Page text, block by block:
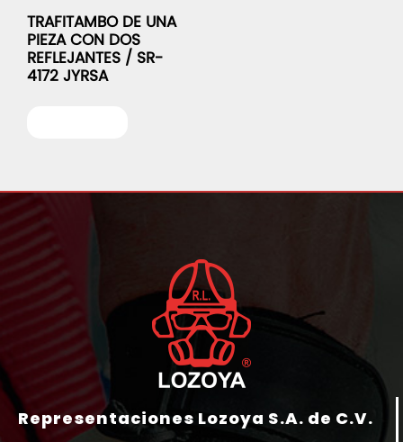
TRAFITAMBO DE UNA
PIEZA CON DOS
REFLEJANTES / SR-
4172 JYRSA
Representaciones Lozoya S.A. de C.V.